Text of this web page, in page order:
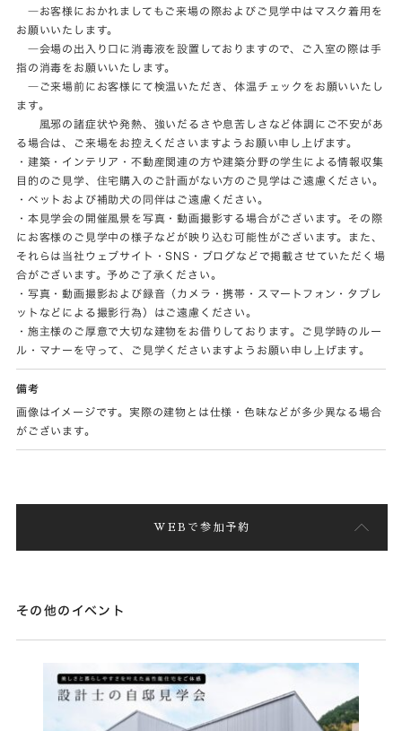
―お客様におかれましてもご来場の際およびご見学中はマスク着用を
お願いいたします。
―会場の出入り口に消毒液を設置しておりますので、ご入室の際は手
指の消毒をお願いいたします。
―ご来場前にお客様にて検温いただき、体温チェックをお願いいたし
ます。
風邪の諸症状や発熱、強いだるさや息苦しさなど体調にご不安があ
る場合は、ご来場をお控えくださいますようお願い申し上げます。
・建築・インテリア・不動産関連の方や建築分野の学生による情報収集
目的のご見学、住宅購入のご計画がない方のご見学はご遠慮ください。
・ペットおよび補助犬の同伴はご遠慮ください。
・本見学会の開催風景を写真・動画撮影する場合がございます。その際
にお客様のご見学中の様子などが映り込む可能性がございます。また、
それらは当社ウェブサイト・SNS・ブログなどで掲載させていただく場
合がございます。予めご了承ください。
・写真・動画撮影および録音（カメラ・携帯・スマートフォン・タブレ
ットなどによる撮影行為）はご遠慮ください。
・施主様のご厚意で大切な建物をお借りしております。ご見学時のルー
ル・マナーを守って、ご見学くださいますようお願い申し上げます。
備考
画像はイメージです。実際の建物とは仕様・色味などが多少異なる場合
がございます。
WEBで参加予約
その他のイベント